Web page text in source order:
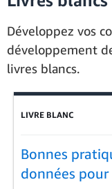
Développez vos
développement
livres blancs.
Showing results: 1-3
Total results: 27
LIVRE BLANC
Bonnes
données pour